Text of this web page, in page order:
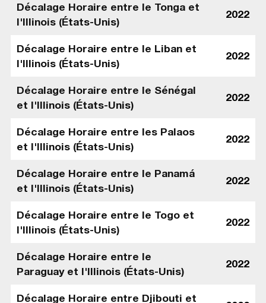
Décalage Horaire entre le Tonga et
l'Illinois (États-Unis)
2022
Décalage Horaire entre le Liban et
l'Illinois (États-Unis)
2022
Décalage Horaire entre le Sénégal
et l'Illinois (États-Unis)
2022
Décalage Horaire entre les Palaos
et l'Illinois (États-Unis)
2022
Décalage Horaire entre le Panamá
et l'Illinois (États-Unis)
2022
Décalage Horaire entre le Togo et
l'Illinois (États-Unis)
2022
Décalage Horaire entre le
Paraguay et l'Illinois (États-Unis)
2022
Décalage Horaire entre Djibouti et